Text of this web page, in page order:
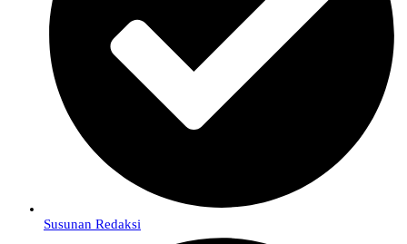
Susunan Redaksi